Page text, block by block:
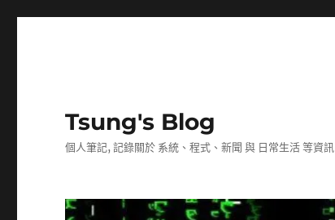
Tsung's Blog
個人筆記, 記錄關於 系統、程式、新聞 與 日常生活 等資訊